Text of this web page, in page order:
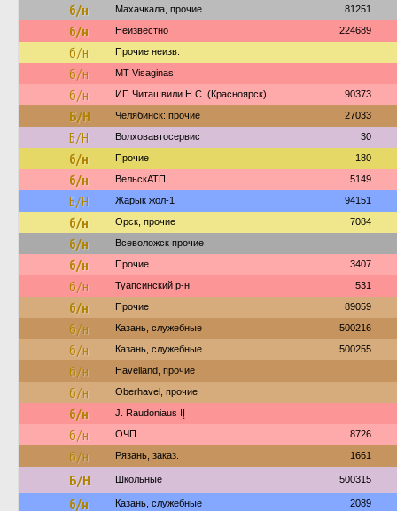
б/н Махачкала, прочие 81251
б/н Неизвестно 224689
б/н Прочие неизв.
б/н MT Visaginas
б/н ИП Читашвили Н.С. (Красноярск) 90373
Б/Н Челябинск: прочие 27033
Б/Н Волховавтосервис 30
б/н Прочие 180
б/н ВельскАТП 5149
Б/Н Жарык жол-1 94151
б/н Орск, прочие 7084
б/н Всеволожск прочие
б/н Прочие 3407
б/н Туапсинский р-н 531
б/н Прочие 89059
б/н Казань, служебные 500216
б/н Казань, служебные 500255
б/н Havelland, прочие
б/н Oberhavel, прочие
б/н J. Raudoniaus IĮ
б/н ОЧП 8726
б/н Рязань, заказ. 1661
Б/Н Школьные 500315
б/н Казань, служебные 2089